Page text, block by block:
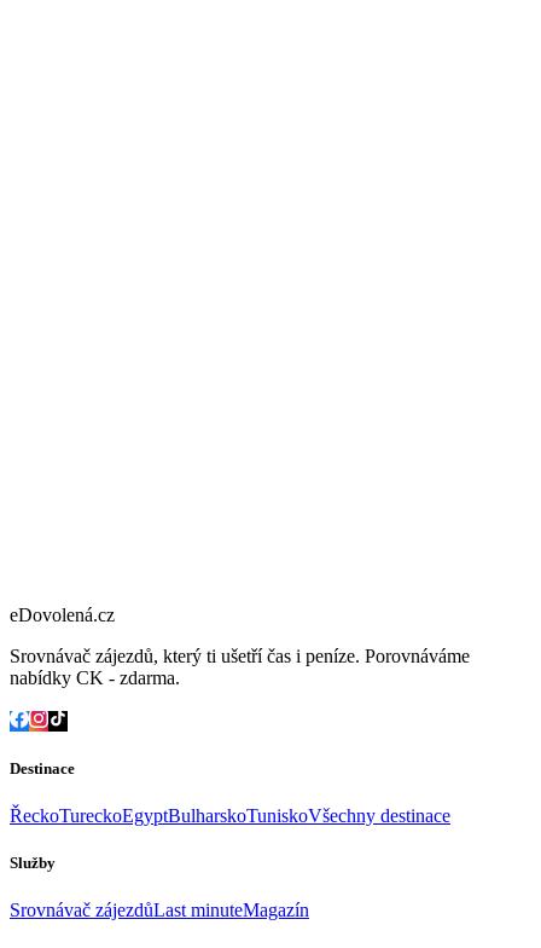
eDovolená.cz
Srovnávač zájezdů, který ti ušetří čas i peníze. Porovnáváme
nabídky CK - zdarma.
Destinace
ŘeckoTureckoEgyptBulharskoTuniskoVšechny destinace
Služby
Srovnávač zájezdůLast minuteMagazín